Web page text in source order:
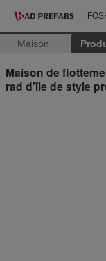
Maison
Maison de
rad d'île de style